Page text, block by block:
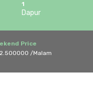
1
Dapur
Price
/Malam